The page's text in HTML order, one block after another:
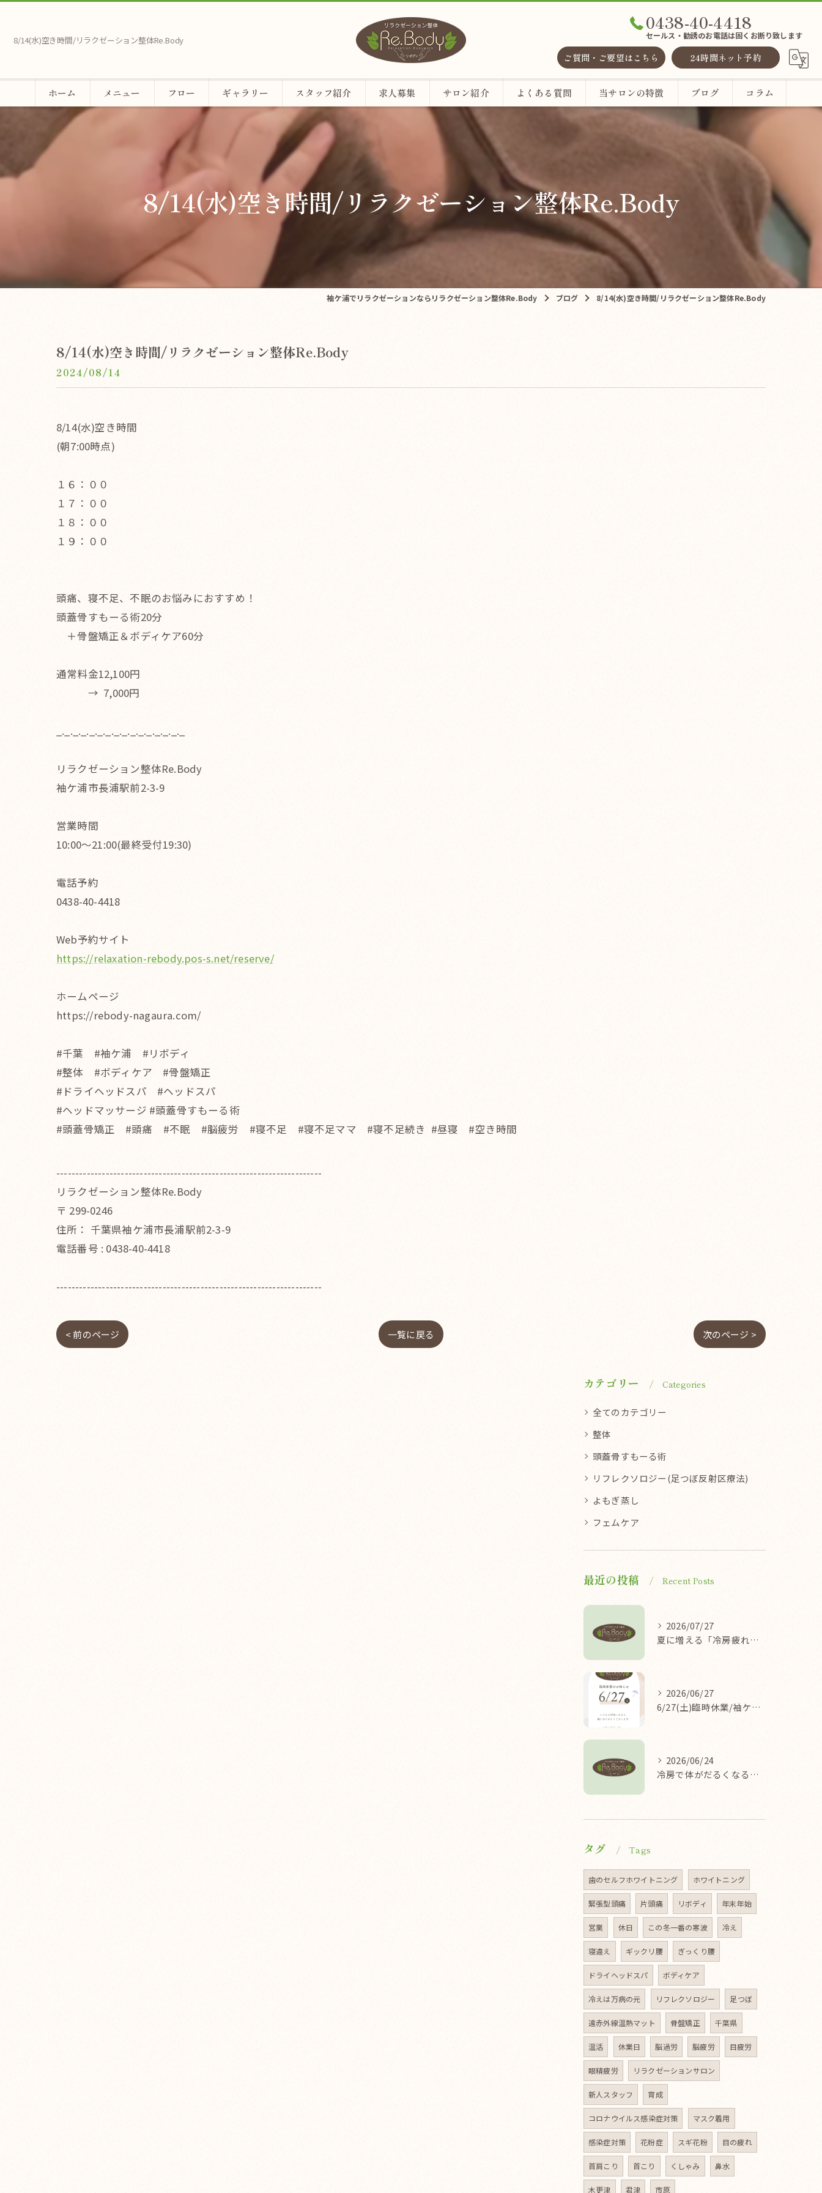
8/14(水)空き時間/リラクゼーション整体Re.Body
0438-40-4418
セールス・勧誘のお電話は固くお断り致します
ご質問・ご要望はこちら 24時間ネット予約
ホーム メニュー フロー ギャラリー スタッフ紹介 求人募集 サロン紹介 よくある質問 当サロンの特徴 ブログ コラム
8/14(水)空き時間/リラクゼーション整体Re.Body
袖ケ浦でリラクゼーションならリラクゼーション整体Re.Body ブログ 8/14(水)空き時間/リラクゼーション整体Re.Body
8/14(水)空き時間/リラクゼーション整体Re.Body
2024/08/14
8/14(水)空き時間
(朝7:00時点)
１６：００
１７：００
１８：００
１９：００
頭痛、寝不足、不眠のお悩みにおすすめ！
頭蓋骨すもーる術20分
＋骨盤矯正＆ボディケア60分
通常料金12,100円
→ 7,000円
_._._._._._._._._._._._._._._._
リラクゼーション整体Re.Body
袖ケ浦市長浦駅前2-3-9
営業時間
10:00〜21:00(最終受付19:30)
電話予約
0438-40-4418
Web予約サイト
https://relaxation-rebody.pos-s.net/reserve/
ホームページ
https://rebody-nagaura.com/
#千葉 #袖ケ浦 #リボディ
#整体 #ボディケア #骨盤矯正
#ドライヘッドスパ #ヘッドスパ
#ヘッドマッサージ #頭蓋骨すもーる術
#頭蓋骨矯正 #頭痛 #不眠 #脳疲労 #寝不足 #寝不足ママ #寝不足続き #昼寝 #空き時間
----------------------------------------------------------------------
リラクゼーション整体Re.Body
〒 299-0246
住所： 千葉県袖ケ浦市長浦駅前2-3-9
電話番号 : 0438-40-4418
----------------------------------------------------------------------
< 前のページ 一覧に戻る 次のページ >
カテゴリー Categories
全てのカテゴリー
整体
頭蓋骨すもーる術
リフレクソロジー(足つぼ反射区療法)
よもぎ蒸し
フェムケア
最近の投稿 Recent Posts
2026/07/27
夏に増える「冷房疲れ」の原因を医学的に解説/袖ケ浦/リラクゼーション整体Re.Body
2026/06/27
6/27(土)臨時休業/袖ケ浦/リラクゼーション整体Re.Body
2026/06/24
冷房で体がだるくなる理由/袖ケ浦/リラクゼーション整体Re.Body
タグ Tags
歯のセルフホワイトニング ホワイトニング
緊張型頭痛 片頭痛 リボディ 年末年始
営業 休日 この冬一番の寒波 冷え
寝違え ギックリ腰 ぎっくり腰
ドライヘッドスパ ボディケア
冷えは万病の元 リフレクソロジー 足つぼ
遠赤外線温熱マット 骨盤矯正 千葉県
温活 休業日 脳過労 脳疲労 目疲労
眼精疲労 リラクゼーションサロン
新人スタッフ 育成
コロナウイルス感染症対策 マスク着用
感染症対策 花粉症 スギ花粉 目の疲れ
首肩こり 首こり くしゃみ 鼻水
木更津 君津 市原